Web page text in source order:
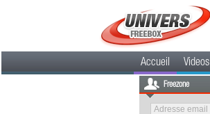
Accueil Videos
Freezone